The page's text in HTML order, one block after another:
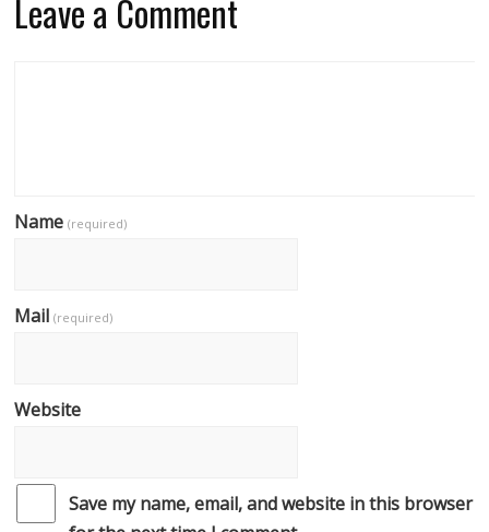
Leave a Comment
Name(required)
Mail(required)
Website
Save my name, email, and website in this browser